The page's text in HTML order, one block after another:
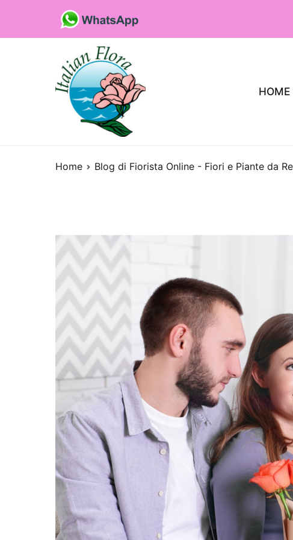
contenuto
HOME
Home Blog di Fiorista Online - Fiori e Piante da
24/11/2025
Piante da
Quando si tratta di fare un
che purificano l'aria
aggiungono un tocco di
anche a migliorare la
purificanti sono note per la
come formaldeide,
ossigeno. Tra le più
cerca una pianta
piante che purificano l'aria
come "lingua di suocera", e
entrambe facili da curare